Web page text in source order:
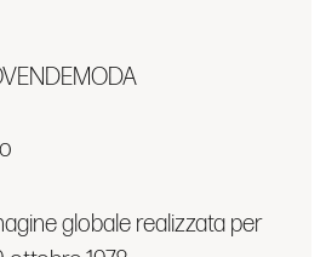
globale realizzata per